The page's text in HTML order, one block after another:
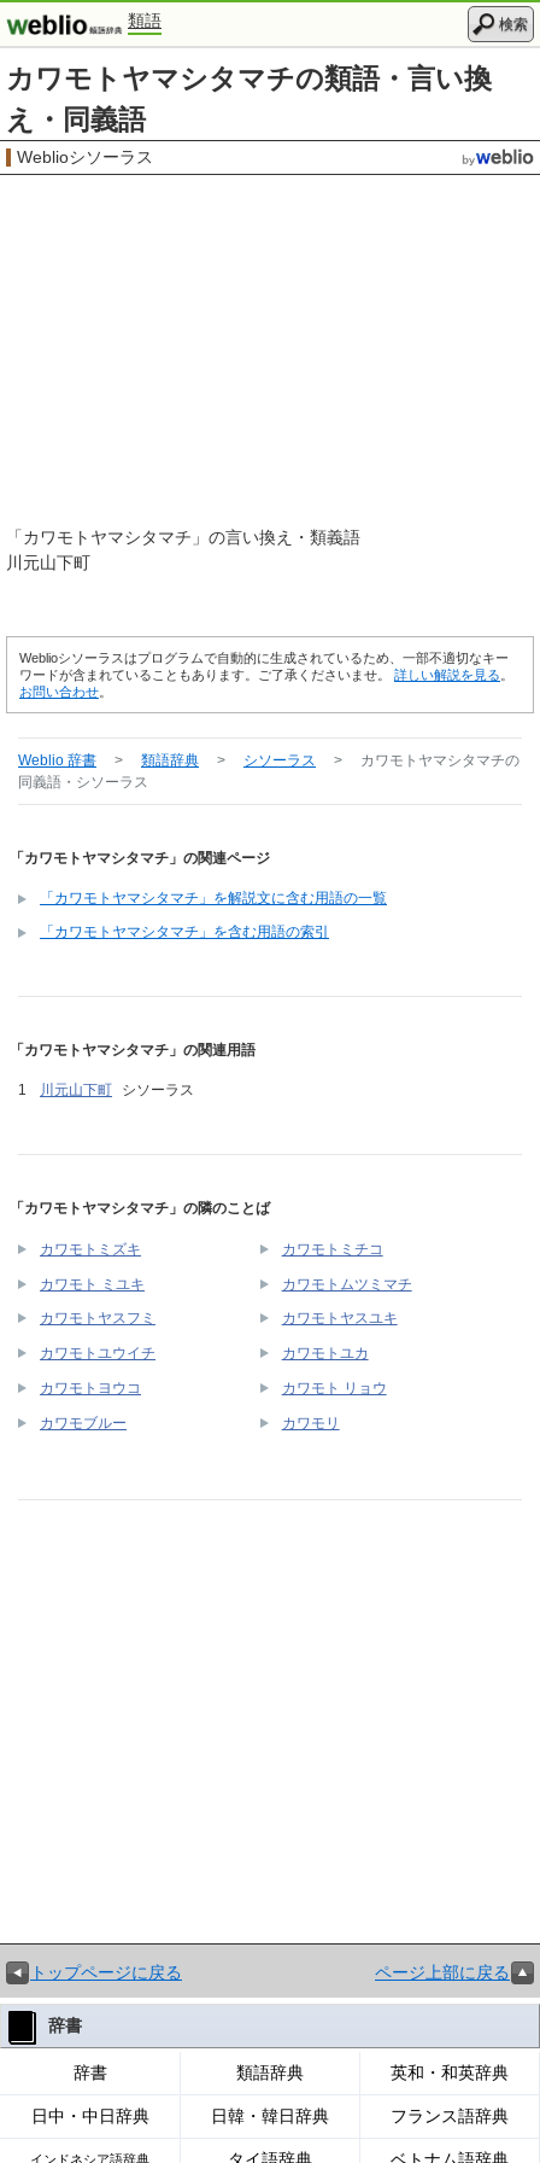
類語 検索
カワモトヤマシタマチの類語・言い換
え・同義語
Weblioシソーラス
「カワモトヤマシタマチ 」の言い換え・類義語
川元山下町
Weblioシソーラスはプログラムで自動的に生成されているため、一部不適切なキー
ワードが含まれていることもあります。ご了承くださいませ。 詳しい解説を見る
お問い合わせ
Weblio 辞書 > 類語辞典 > シソーラス > カワモトヤマシタマチの
同義語・シソーラス
「カワモトヤマシタマチ」の関連ページ
「カワモトヤマシタマチ」を解説文に含む用語の一覧
「カワモトヤマシタマチ」を含む用語の索引
「カワモトヤマシタマチ」の関連用語
川元山下町 シソーラス
「カワモトヤマシタマチ」の隣のことば
カワモトミズキ カワモトミチコ
カワモト ミユキ カワモトムツミマチ
カワモトヤスフミ カワモトヤスユキ
カワモトユウイチ カワモトユカ
カワモトヨウコ カワモト リョウ
カワモブルー カワモリ
トップページに戻る ページ上部に戻る
辞書
辞書 類語辞典 英和・和英辞典
日中・中日辞典 日韓・韓日辞典 フランス語辞典
インドネシア語辞典